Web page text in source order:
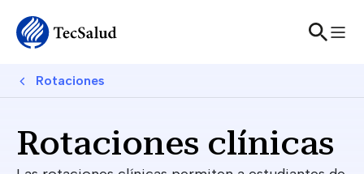
Breadcrumb
Rotaciones
Rotaciones clínicas